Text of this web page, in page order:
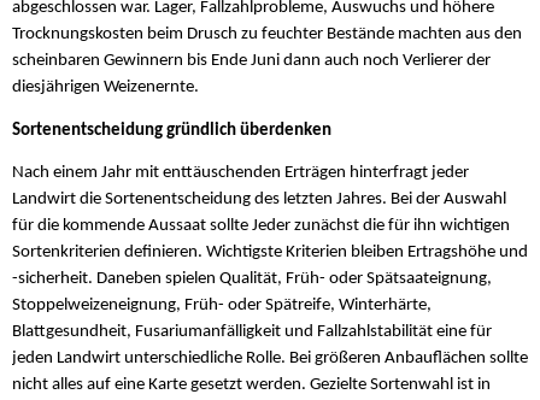
abgeschlossen war. Lager, Fallzahlprobleme, Auswuchs und höhere
Trocknungskosten beim Drusch zu feuchter Bestände machten aus den
scheinbaren Gewinnern bis Ende Juni dann auch noch Verlierer der
diesjährigen Weizenernte.
Sortenentscheidung gründlich überdenken
Nach einem Jahr mit enttäuschenden Erträgen hinterfragt jeder
Landwirt die Sortenentscheidung des letzten Jahres. Bei der Auswahl
für die kommende Aussaat sollte Jeder zunächst die für ihn wichtigen
Sortenkriterien definieren. Wichtigste Kriterien bleiben Ertragshöhe und
-sicherheit. Daneben spielen Qualität, Früh- oder Spätsaateignung,
Stoppelweizeneignung, Früh- oder Spätreife, Winterhärte,
Blattgesundheit, Fusariumanfälligkeit und Fallzahlstabilität eine für
jeden Landwirt unterschiedliche Rolle. Bei größeren Anbauflächen sollte
nicht alles auf eine Karte gesetzt werden. Gezielte Sortenwahl ist in